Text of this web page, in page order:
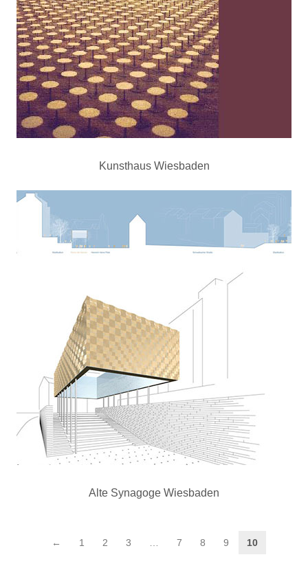
Kunsthaus Wiesbaden
Alte Synagoge Wiesbaden
← 1 2 3 7 8 9 10